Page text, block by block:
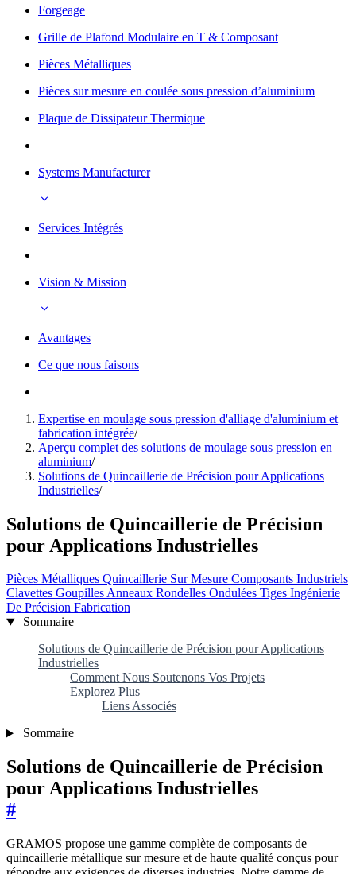
Forgeage
Grille de Plafond Modulaire en T & Composant
Pièces Métalliques
Pièces sur mesure en coulée sous pression d’aluminium
Plaque de Dissipateur Thermique
Systems Manufacturer
Services Intégrés
Vision & Mission
Avantages
Ce que nous faisons
Expertise en moulage sous pression d'alliage d'aluminium et
fabrication intégrée/
Aperçu complet des solutions de moulage sous pression en
aluminium/
Solutions de Quincaillerie de Précision pour Applications
Industrielles/
Solutions de Quincaillerie de Précision
pour Applications Industrielles
Pièces Métalliques Quincaillerie Sur Mesure Composants Industriels
Clavettes GoupillesAnneaux Rondelles Ondulées Tiges Ingénierie
De Précision Fabrication
Sommaire
Solutions de Quincaillerie de Précision pour Applications
Industrielles
Comment Nous Soutenons Vos Projets
Explorez Plus
Liens Associés
Sommaire
Solutions de Quincaillerie de Précision
pour Applications Industrielles
#
GRAMOS propose une gamme complète de composants de
quincaillerie métallique sur mesure et de haute qualité conçus pour